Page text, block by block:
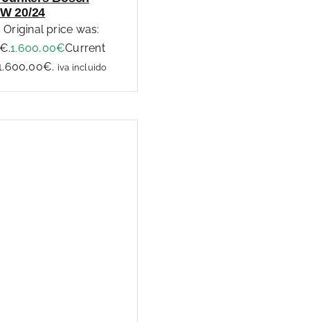
20/24
Original price was:
1.600,00€Current
iva incluido